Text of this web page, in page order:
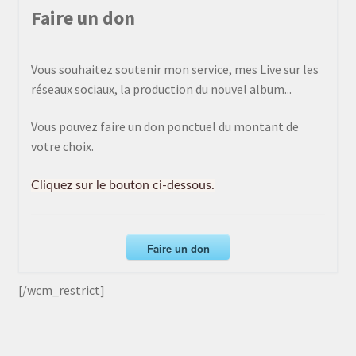
Faire un don
Vous souhaitez soutenir mon service, mes Live sur les
réseaux sociaux, la production du nouvel album...
Vous pouvez faire un don ponctuel du montant de
votre choix.
Cliquez sur le bouton ci-dessous.
Faire un don
[/wcm_restrict]